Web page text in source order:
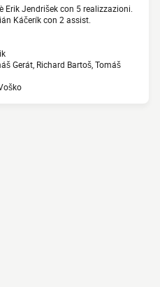
Jendrišek con 5 realizzazioni.
Káčerík con 2 assist.
Gerát, Richard Bartoš, Tomáš